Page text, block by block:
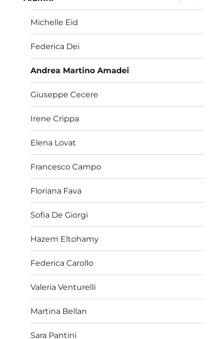
i
menu
Michelle Eid
Federica Dei
Andrea Martino Amadei
Giuseppe Cecere
Irene Crippa
Elena Lovat
Francesco Campo
Floriana Fava
Sofia De Giorgi
Hazem Eltohamy
Federica Carollo
Valeria Venturelli
Martina Bellan
Sara Pantini